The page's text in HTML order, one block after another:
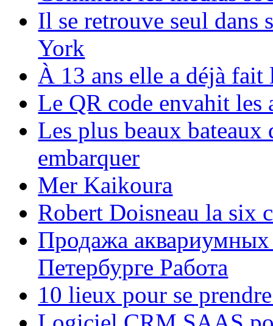
Il se retrouve seul dans
York
À 13 ans elle a déjà
Le QR code envahit les
Les plus beaux bateaux
embarquer
Mer Kaikoura
Robert Doisneau la six
Продажа аквариумных
Петербурге Работа
10 lieux pour se